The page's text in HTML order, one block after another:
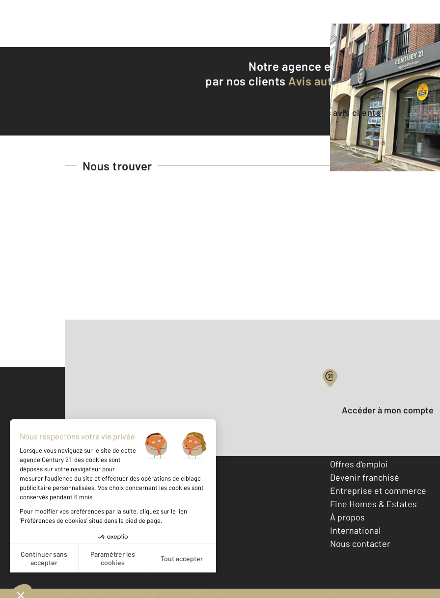
Notre agence est notée9,2/10
par nos clients Avis authentifiés par
Voir tous les avis clients
Nous trouver
500 m ©Mappy
Votre compte :
Accéder à mon compte
Votre agence est notée
Achat
Offres d'emploi
Devenir franchisé
Entreprise et commerce
Fine Homes & Estates
À propos
International
Nous contacter